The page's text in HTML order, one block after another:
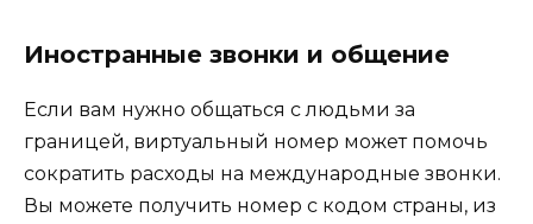
Иностранные звонки и общение
Если вам нужно общаться с людьми за
границей, виртуальный номер может помочь
сократить расходы на международные звонки.
Вы можете получить номер с кодом страны, из